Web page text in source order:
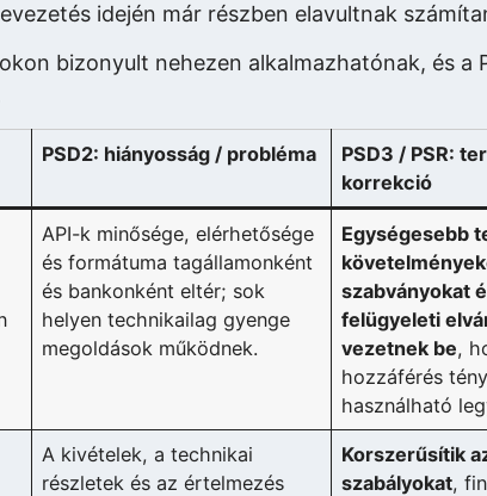
idején már részben elavultnak
bizonyult nehezen alkalmazhatónak, és a
PSD2: hiányosság / probléma
PSD3 / PSR:
korrekció
API-k minősége, elérhetősége
és formátuma tagállamonként
és bankonként eltér; sok
helyen technikailag gyenge
megoldások működnek.
Egységesebb
szabványokat
felügyeleti
vezetnek be,
hozzáférés
használható
A kivételek, a technikai
részletek és az értelmezés
Korszerűsítik
szabályokat,